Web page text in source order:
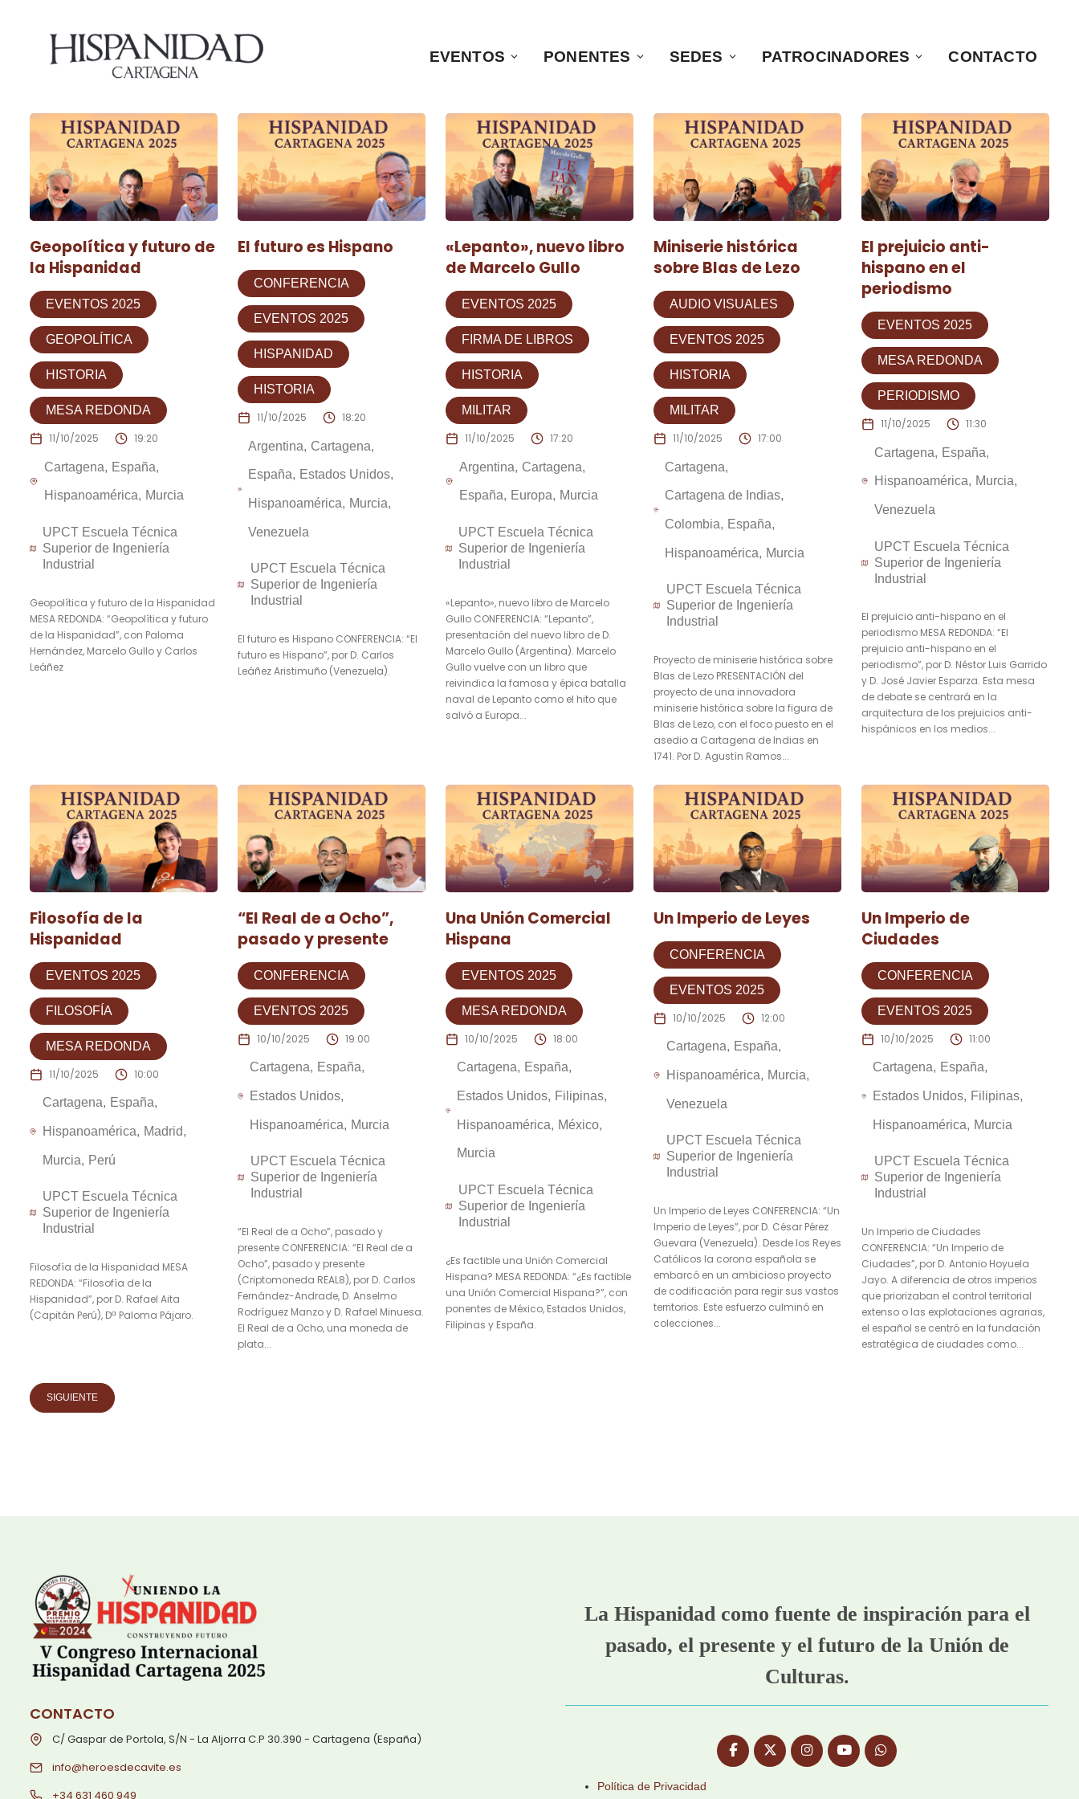
EVENTOS PONENTES SEDES PATROCINADORES CONTACTO
Geopolítica y futuro de
la Hispanidad
EVENTOS 2025
GEOPOLÍTICA
HISTORIA
MESA REDONDA
11/10/2025 19:20
Cartagena España
Hispanoamérica Murcia
UPCT Escuela Técnica
Superior de Ingeniería
Industrial
Geopolítica y futuro de la Hispanidad
MESA REDONDA: “Geopolítica y futuro
de la Hispanidad”, con Paloma
Hernández, Marcelo Gullo y Carlos
Leáñez
El futuro es Hispano
CONFERENCIA
EVENTOS 2025
HISPANIDAD
HISTORIA
11/10/2025 18:20
Argentina Cartagena
España Estados Unidos
Hispanoamérica Murcia
Venezuela
UPCT Escuela Técnica
Superior de Ingeniería
Industrial
El futuro es Hispano CONFERENCIA: “El
futuro es Hispano”, por D. Carlos
Leáñez Aristimuño (Venezuela).
«Lepanto», nuevo libro
de Marcelo Gullo
EVENTOS 2025
FIRMA DE LIBROS
HISTORIA
MILITAR
11/10/2025 17:20
Argentina Cartagena
España Europa Murcia
UPCT Escuela Técnica
Superior de Ingeniería
Industrial
«Lepanto», nuevo libro de Marcelo
Gullo CONFERENCIA: “Lepanto”,
presentación del nuevo libro de D.
Marcelo Gullo (Argentina). Marcelo
Gullo vuelve con un libro que
reivindica la famosa y épica batalla
naval de Lepanto como el hito que
salvó a Europa...
Miniserie histórica
sobre Blas de Lezo
AUDIO VISUALES
EVENTOS 2025
HISTORIA
MILITAR
11/10/2025 17:00
Cartagena
Cartagena de Indias
Colombia España
Hispanoamérica Murcia
UPCT Escuela Técnica
Superior de Ingeniería
Industrial
Proyecto de miniserie histórica sobre
Blas de Lezo PRESENTACIÓN del
proyecto de una innovadora
miniserie histórica sobre la figura de
Blas de Lezo, con el foco puesto en el
asedio a Cartagena de Indias en
1741. Por D. Agustín Ramos...
El prejuicio anti-
hispano en el
periodismo
EVENTOS 2025
MESA REDONDA
PERIODISMO
11/10/2025 11:30
Cartagena España
Hispanoamérica Murcia
Venezuela
UPCT Escuela Técnica
Superior de Ingeniería
Industrial
El prejuicio anti-hispano en el
periodismo MESA REDONDA: “El
prejuicio anti-hispano en el
periodismo”, por D. Néstor Luis Garrido
y D. José Javier Esparza. Esta mesa
de debate se centrará en la
arquitectura de los prejuicios anti-
hispánicos en los medios...
Filosofía de la
Hispanidad
EVENTOS 2025
FILOSOFÍA
MESA REDONDA
11/10/2025 10:00
Cartagena España
Hispanoamérica Madrid
Murcia Perú
UPCT Escuela Técnica
Superior de Ingeniería
Industrial
Filosofía de la Hispanidad MESA
REDONDA: “Filosofía de la
Hispanidad”, por D. Rafael Aita
(Capitán Perú), Dª Paloma Pájaro.
“El Real de a Ocho”,
pasado y presente
CONFERENCIA
EVENTOS 2025
10/10/2025 19:00
Cartagena España
Estados Unidos
Hispanoamérica Murcia
UPCT Escuela Técnica
Superior de Ingeniería
Industrial
“El Real de a Ocho”, pasado y
presente CONFERENCIA: “El Real de a
Ocho”, pasado y presente
(Criptomoneda REAL8), por D. Carlos
Fernández-Andrade, D. Anselmo
Rodríguez Manzo y D. Rafael Minuesa.
El Real de a Ocho, una moneda de
plata...
Una Unión Comercial
Hispana
EVENTOS 2025
MESA REDONDA
10/10/2025 18:00
Cartagena España
Estados Unidos Filipinas
Hispanoamérica México
Murcia
UPCT Escuela Técnica
Superior de Ingeniería
Industrial
¿Es factible una Unión Comercial
Hispana? MESA REDONDA: “¿Es factible
una Unión Comercial Hispana?”, con
ponentes de México, Estados Unidos,
Filipinas y España.
Un Imperio de Leyes
CONFERENCIA
EVENTOS 2025
10/10/2025 12:00
Cartagena España
Hispanoamérica Murcia
Venezuela
UPCT Escuela Técnica
Superior de Ingeniería
Industrial
Un Imperio de Leyes CONFERENCIA: “Un
Imperio de Leyes”, por D. César Pérez
Guevara (Venezuela). Desde los Reyes
Católicos la corona española se
embarcó en un ambicioso proyecto
de codificación para regir sus vastos
territorios. Este esfuerzo culminó en
colecciones...
Un Imperio de
Ciudades
CONFERENCIA
EVENTOS 2025
10/10/2025 11:00
Cartagena España
Estados Unidos Filipinas
Hispanoamérica Murcia
UPCT Escuela Técnica
Superior de Ingeniería
Industrial
Un Imperio de Ciudades
CONFERENCIA: “Un Imperio de
Ciudades”, por D. Antonio Hoyuela
Jayo. A diferencia de otros imperios
que priorizaban el control territorial
extenso o las explotaciones agrarias,
el español se centró en la fundación
estratégica de ciudades como...
SIGUIENTE
CONTACTO
C/ Gaspar de Portola, S/N - La Aljorra C.P 30.390 - Cartagena (España)
info@heroesdecavite.es
+34 631 460 949
La Hispanidad como fuente de inspiración para el
pasado, el presente y el futuro de la Unión de
Culturas.
Política de Privacidad